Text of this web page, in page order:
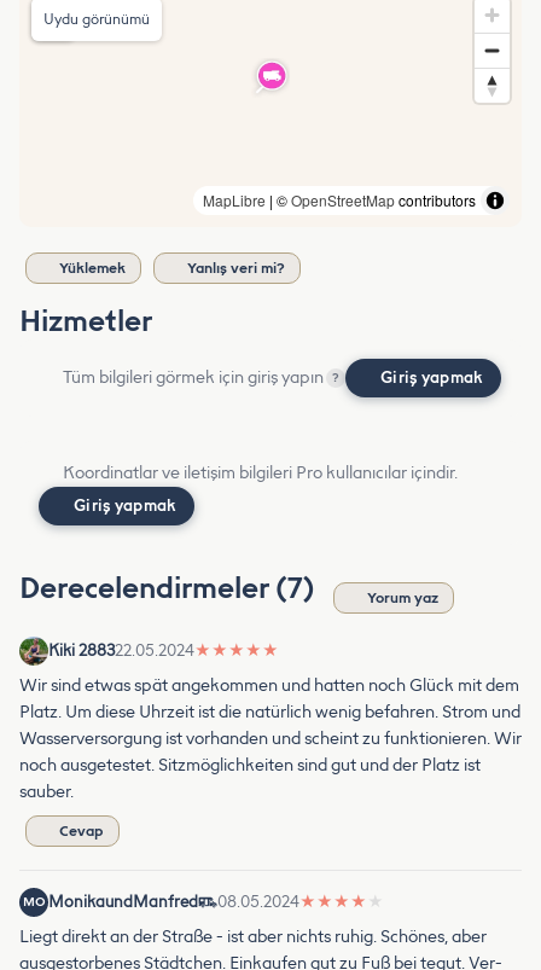
MapLibre | ©OpenStreetMapcontributors
Uydu görünümü
Yüklemek Yanlış veri mi?
Hizmetler
Tüm bilgileri görmek için giriş yapın ? Giriş yapmak
Koordinatlar ve iletişim bilgileri Pro kullanıcılar içindir.
Giriş yapmak
Derecelendirmeler (7) Yorum yaz
Kiki 288322.05.2024★ ★ ★ ★ ★
Wir sind etwas spät angekommen und hatten noch Glück mit dem
Platz. Um diese Uhrzeit ist die natürlich wenig befahren. Strom und
Wasserversorgung ist vorhanden und scheint zu funktionieren. Wir
noch ausgetestet. Sitzmöglichkeiten sind gut und der Platz ist
sauber.
Cevap
MO MonikaundManfred 08.05.2024★ ★ ★ ★ ★
Liegt direkt an der Straße - ist aber nichts ruhig. Schönes, aber
ausgestorbenes Städtchen. Einkaufen gut zu Fuß bei tegut. Ver-